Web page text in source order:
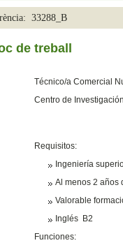
33288_B
de treball
Técnico/a Comercial
Centro de Investigación
Requisitos:
Ingeniería
Al menos 2 años
Valorable
Inglés B2
Funciones: